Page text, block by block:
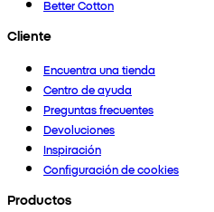
Better Cotton
Cliente
Encuentra una tienda
Centro de ayuda
Preguntas frecuentes
Devoluciones
Inspiración
Configuración de cookies
Productos